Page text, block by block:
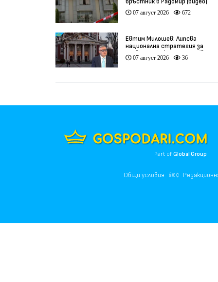
07 август 2026 672
Евтим Милошев: Липсва
национална стратегия за
развитие на културата
07 август 2026 36
Part ofGlobal Group
Общи условия